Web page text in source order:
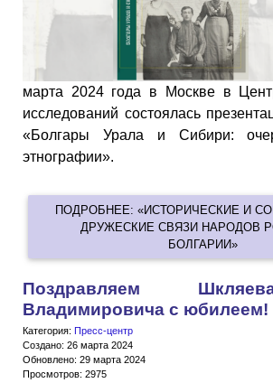
марта 2024 года в Москве в
исследований состоялась
«Болгары Урала и Сибири:
этнографии».
ПОДРОБНЕЕ: «ИСТОРИЧЕСКИЕ И
ДРУЖЕСКИЕ СВЯЗИ НАРОДОВ
БОЛГАРИИ»
Поздравляем
Владимировича с юбилеем!
Категория: Пресс-центр
Создано: 26 марта 2024
Обновлено: 29 марта 2024
Просмотров: 2975